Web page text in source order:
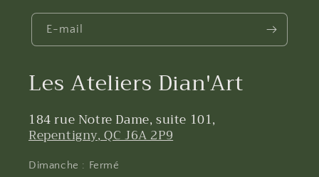
E-mail
Les Ateliers Dian'Art
184 rue Notre Dame, suite 101,
Repentigny, QC J6A 2P9
Dimanche : Fermé